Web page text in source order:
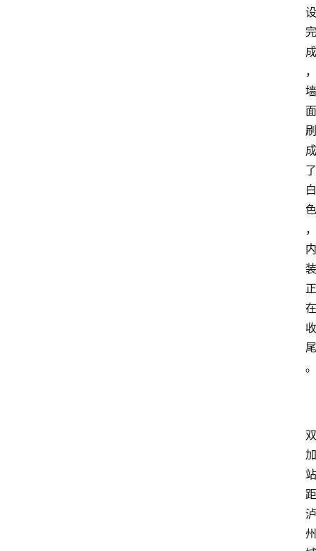
设
完
成
，
墙
面
刷
成
了
白
色
，
内
装
正
在
收
尾
。
双
加
站
距
泸
州